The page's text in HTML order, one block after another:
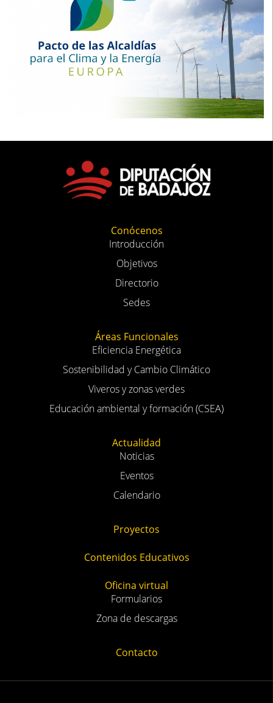
Conócenos
Introducción
Objetivos
Directorio
Sedes
Áreas Funcionales
Eficiencia Energética
Sostenibilidad y Cambio Climático
Viveros y zonas verdes
Educación ambiental y formación (CSEA)
Actualidad
Noticias
Eventos
Calendario
Proyectos
Contenidos Educativos
Oficina virtual
Formularios
Zona de descargas
Contacto